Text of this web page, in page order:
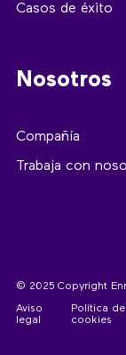
Casos de éxito
Nosotros
Compañía
Trabaja con
© 2025 Copyright
Aviso
legal
Política de
cookies